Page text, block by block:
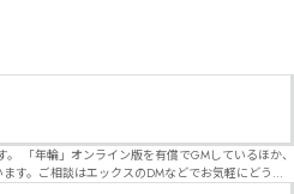
「年輪」オンライン版を有償でGMしているほか、
す。ご相談はエックスのDMなどでお気軽にどう